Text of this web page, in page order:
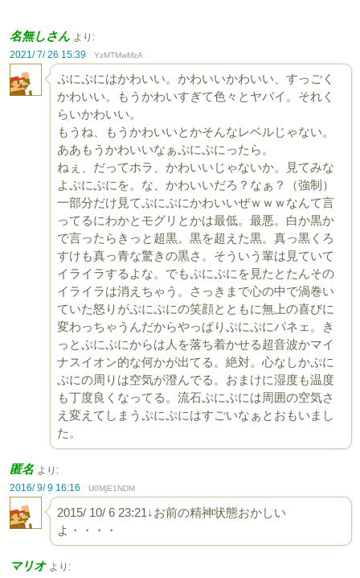
名無しさん より:
2021/ 7/ 26 15:39
YzMTMwMzA
ぷにぷにはかわいい。かわいいかわいい、すっごく
かわいい。もうかわいすぎて色々とヤバイ。それく
らいかわいい。
もうね、もうかわいいとかそんなレベルじゃない。
ああもうかわいいなぁぷにぷにったら。
ねぇ、だってホラ、かわいいじゃないか。見てみな
よぷにぷにを。な、かわいいだろ？なぁ？（強制）
一部分だけ見てぷにぷにかわいいぜｗｗｗなんて言
ってるにわかとモグリとかは最低。最悪。白か黒か
で言ったらきっと超黒。黒を超えた黒。真っ黒くろ
すけも真っ青な驚きの黒さ。そういう輩は見ていて
イライラするよな。でもぷにぷにを見たとたんその
イライラは消えちゃう。さっきまで心の中で渦巻い
ていた怒りがぷにぷにの笑顔とともに無上の喜びに
変わっちゃうんだからやっぱりぷにぷにパネェ。き
っとぷにぷにからは人を落ち着かせる超音波かマイ
ナスイオン的な何かが出てる。絶対。心なしかぷに
ぷにの周りは空気が澄んでる。おまけに湿度も温度
も丁度良くなってる。流石ぷにぷには周囲の空気さ
え変えてしまうぷにぷにはすごいなぁとおもいまし
た。
匿名 より:
2016/ 9/ 9 16:16
U0MjE1NDM
2015/ 10/ 6 23:21↓お前の精神状態おかしい
よ・・・・
マリオ より: